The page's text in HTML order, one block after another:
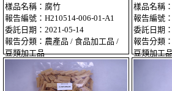
樣品名稱：腐竹
報告編號：H210514-006-01-A1
委託日期：2021-05-14
報告分類：農產品 / 食品加工品 /
豆類加工品
樣品名稱
報告編號
委託日期
報告分類
豆類加工